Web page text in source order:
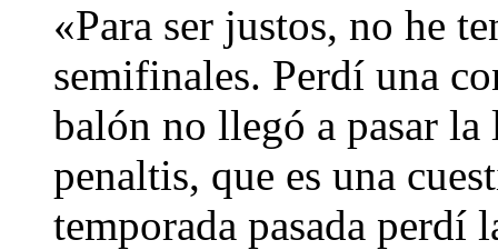
«Para ser justos, no he
semifinales. Perdí una
balón no llegó a pasar
penaltis, que es una
temporada pasada perdí